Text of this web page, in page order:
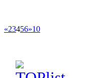
«23456»10